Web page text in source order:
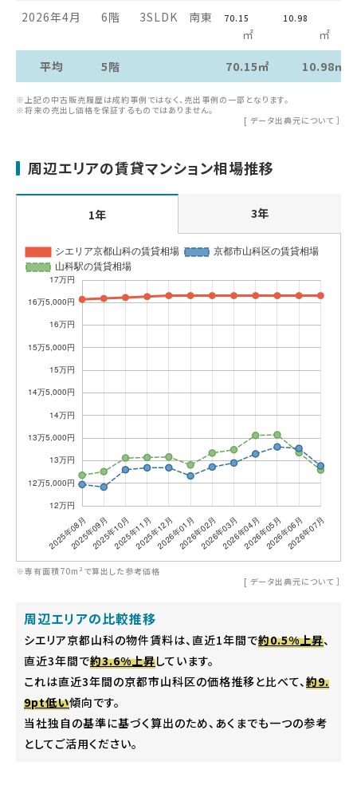
2026年4月 6階 3SLDK 南東 70.15
㎡
10.98
㎡
平均
5階 70.15㎡ 10.98㎡
※上記の中古販売履歴は成約事例ではなく、売出事例の一部となります。
※将来の売出し価格を保証するものではありません。
[ データ出典元について ］
周辺エリアの賃貸マンション相場推移
1年 3年
※専有面積70m²で算出した参考価格
[ データ出典元について ］
周辺エリアの比較推移
シエリア京都山科の物件賃料は、直近1年間で約0.5%上昇、
直近3年間で約3.6%上昇しています。
これは直近3年間の京都市山科区の価格推移と比べて、約9.
9pt低い傾向です。
当社独自の基準に基づく算出のため、あくまでも一つの参考
としてご活用ください。